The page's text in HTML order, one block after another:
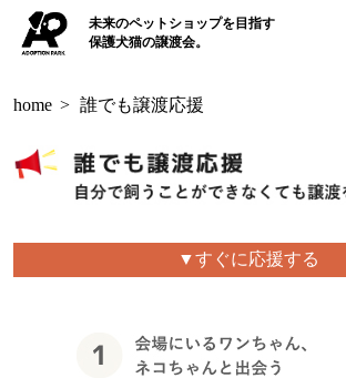
未来のペットショップを目指す
保護犬猫の譲渡会。
home > 誰でも譲渡応援
▼すぐに応援する